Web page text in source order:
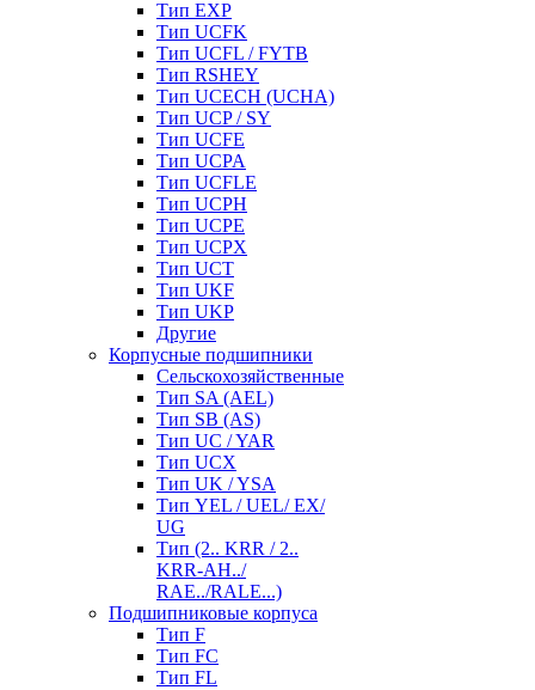
Тип EXP
Тип UCFK
Тип UCFL / FYTB
Тип RSHEY
Тип UCECH (UCHA)
Тип UCP / SY
Тип UCFE
Тип UCPA
Тип UCFLE
Тип UCPH
Тип UCPE
Тип UCPX
Тип UCT
Тип UKF
Тип UKP
Другие
Корпусные подшипники
Сельскохозяйственные
Тип SA (AEL)
Тип SB (AS)
Тип UC / YAR
Тип UCX
Тип UK / YSA
Тип YEL / UEL/ EX/
UG
Тип (2.. KRR / 2..
KRR-AH../
RAE../RALE...)
Подшипниковые корпуса
Тип F
Тип FC
Тип FL